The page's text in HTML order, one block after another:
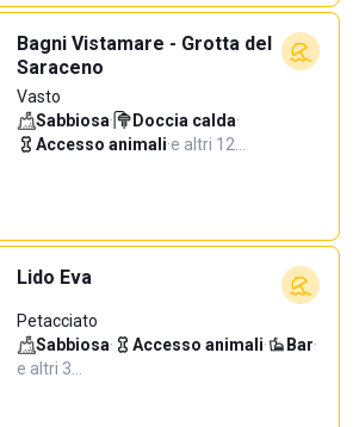
Bagni Vistamare - Grotta del
Saraceno
Vasto
Sabbiosa· Doccia calda·
Accesso animali·e altri 12…
Lido Eva
Petacciato
Sabbiosa· Accesso animali· Bar·
e altri 3…